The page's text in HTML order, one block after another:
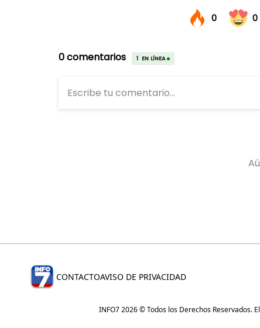
CONTACTOAVISO DE PRIVACIDAD
INFO7 2026 © Todos los Derechos Reservados.